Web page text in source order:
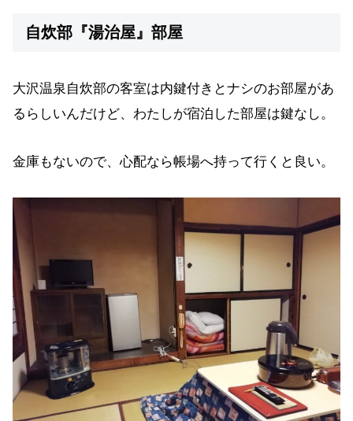
自炊部『湯治屋』部屋
大沢温泉自炊部の客室は内鍵付きとナシのお部屋があ
るらしいんだけど、わたしが宿泊した部屋は鍵なし。
金庫もないので、心配なら帳場へ持って行くと良い。